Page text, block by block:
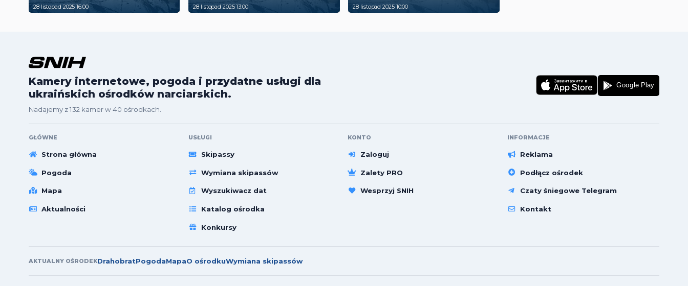
28 listopad 2025 16:00 28 listopad 2025 13:00 28 listopad 2025 10:00
Kamery internetowe, pogoda i przydatne usługi dla
ukraińskich ośrodków narciarskich.
Nadajemy z 132 kamer w 40 ośrodkach.
GŁÓWNE
Strona główna
Pogoda
Mapa
Aktualności
USŁUGI
Skipassy
Wymiana skipassów
Wyszukiwacz dat
Katalog ośrodka
Konkursy
KONTO
Zaloguj
Zalety PRO
Wesprzyj SNIH
INFORMACJE
Reklama
Podłącz ośrodek
Czaty śniegowe Telegram
Kontakt
AKTUALNY OŚRODEKDrahobratPogodaMapaO ośrodkuWymiana skipassów